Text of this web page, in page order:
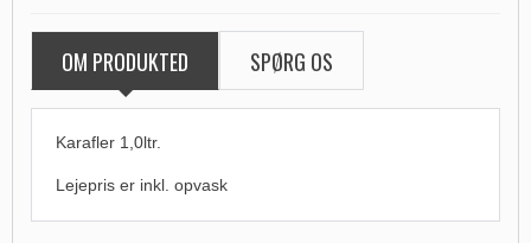
OM PRODUKTED SPØRG OS
Karafler 1,0ltr.
Lejepris er inkl. opvask